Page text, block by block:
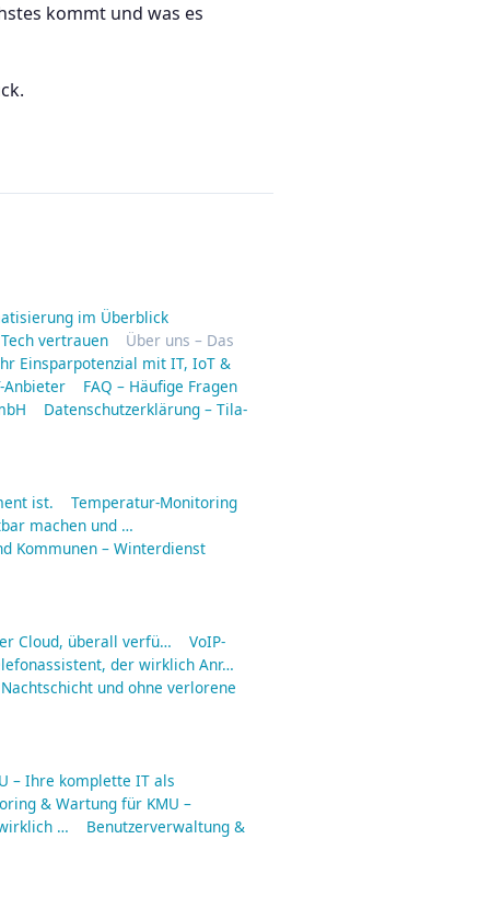
kommt und was es
im Überblick
vertrauen
Über uns – Das
Einsparpotenzial mit IT, IoT &
Anbieter
FAQ – Häufige Fragen
Datenschutzerklärung – Tila-
ist.
Temperatur-Monitoring
machen und …
Kommunen – Winterdienst
Cloud, überall verfü…
VoIP-
der wirklich Anr…
und ohne verlorene
– Ihre komplette IT als
& Wartung für KMU –
…
Benutzerverwaltung &